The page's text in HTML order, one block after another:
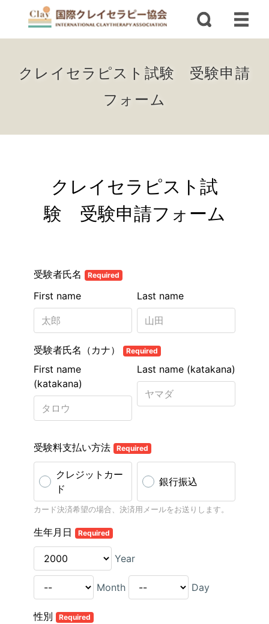
クレイセラピスト試験 受験申請
フォーム